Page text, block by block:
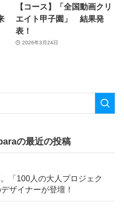
【コース】「全国動画クリ
エイト甲子園」 結果発
表！
2026年3月24日
の最近の投稿
「100人の大人プロジェク
ザイナーが登壇！